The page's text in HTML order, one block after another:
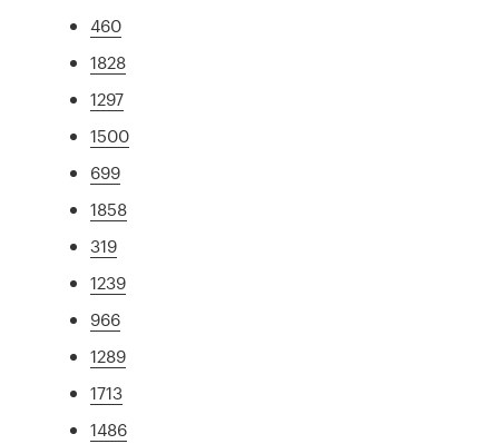
460
1828
1297
1500
699
1858
319
1239
966
1289
1713
1486